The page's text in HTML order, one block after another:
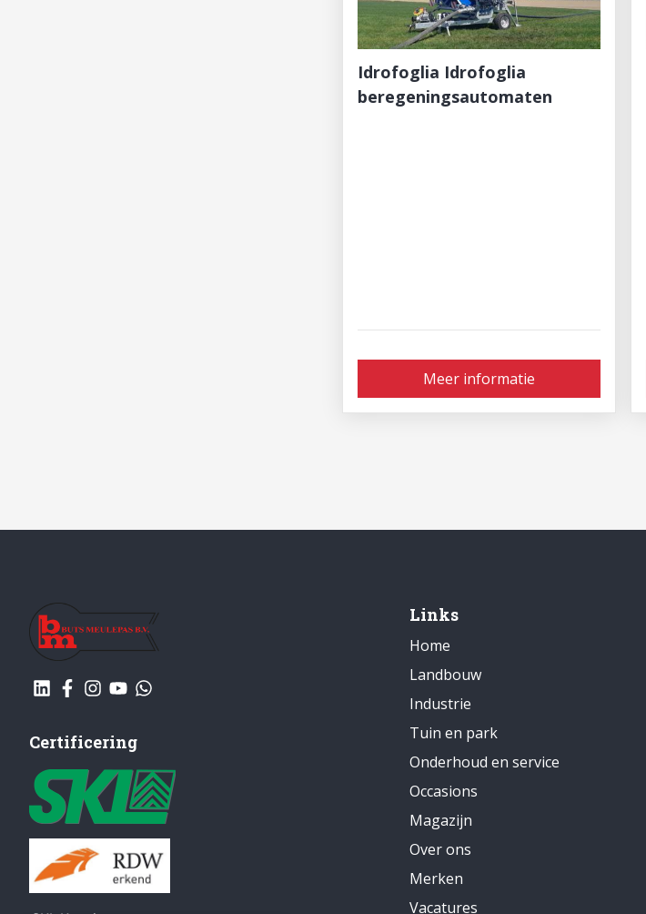
Idrofoglia ​​​​​​​Idrofoglia
beregeningsautomaten
Meer informatie
Certificering
Links
Home
Landbouw
Industrie
Tuin en park
Onderhoud en service
Occasions
Magazijn
Over ons
Merken
Vacatures